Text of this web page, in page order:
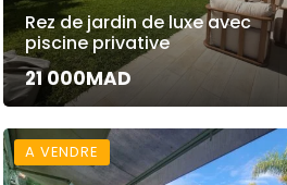
Rez de jardin de luxe avec
piscine privative
21 000MAD
A VENDRE